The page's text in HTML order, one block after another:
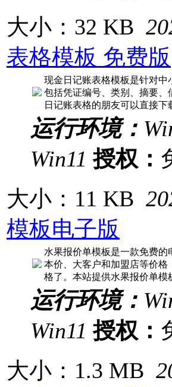
大小：32 KB
表格模板 免费版
现金日记账表格模板是针对
包括凭证编号、类别、摘要
日记账表格的朋友可以直接
运行环境：
Win11 授权：
大小：11 KB
模板电子版
水果报价单模板是一款免费
本价、大客户和加盟店等价
格了。本站提供水果报价单
运行环境：
Win11 授权：
大小：1.3 MB